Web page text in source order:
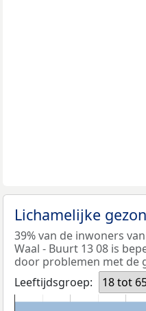
Lichamelijke
39% van de inwoners
Waal - Buurt 13 08 is
door problemen met de
Leeftijdsgroep:
18 tot